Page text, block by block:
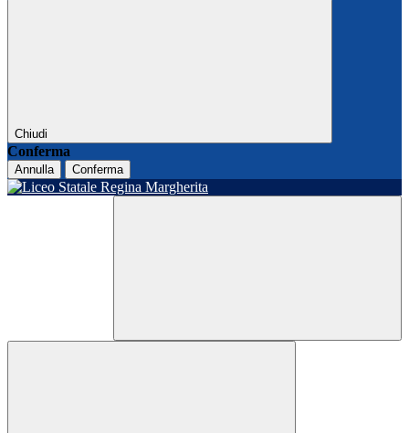
Chiudi
Conferma
Annulla Conferma